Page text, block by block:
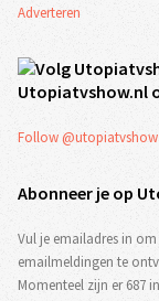
Adverteren
Utopiatvshow.nl
Follow @utopiatvshow
Abonneer je op
Vul je emailadres in
emailmeldingen te
Momenteel zijn er 687